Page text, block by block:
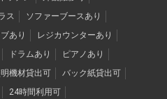
ス
ソファーブースあり
あり
レジカウンターあり
ドラムあり
ピアノあり
機材貸出可
バック紙貸出可
24時間利用可